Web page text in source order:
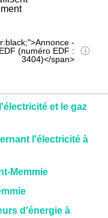
-
(numéro EDF :
3404)</span>
et le gaz
l'électricité à
Memmie
d'énergie à